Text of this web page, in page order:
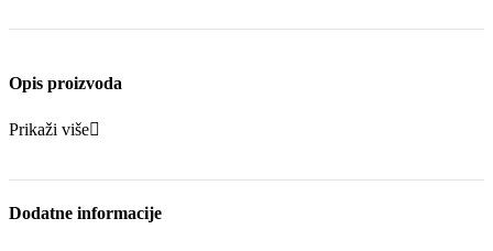
Opis proizvoda
Prikaži više
Dodatne informacije